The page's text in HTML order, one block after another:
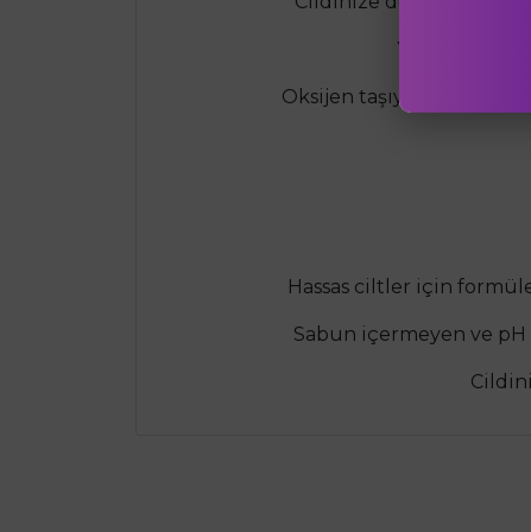
Yoğun
Oksijen taşıyan aktif
Hassas ciltler için
Sabun içermeyen ve